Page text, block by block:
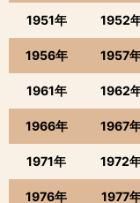
1951年 1952
1956年 1957
1961年 1962
1966年 1967
1971年 1972
1976年 1977